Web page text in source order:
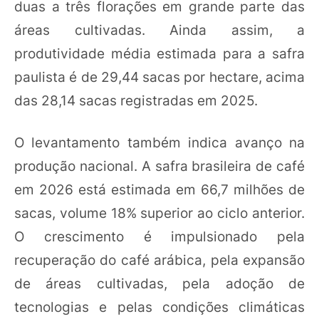
duas a três florações em grande parte das
áreas cultivadas. Ainda assim, a
produtividade média estimada para a safra
paulista é de 29,44 sacas por hectare, acima
das 28,14 sacas registradas em 2025.
O levantamento também indica avanço na
produção nacional. A safra brasileira de café
em 2026 está estimada em 66,7 milhões de
sacas, volume 18% superior ao ciclo anterior.
O crescimento é impulsionado pela
recuperação do café arábica, pela expansão
de áreas cultivadas, pela adoção de
tecnologias e pelas condições climáticas